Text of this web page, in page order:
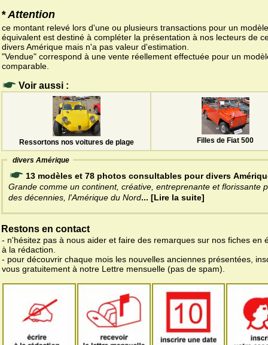
* Attention
ce montant relevé lors d'une ou plusieurs transactions pour un modèle
équivalent est destiné à compléter la présentation à nos lecteurs de
divers Amérique mais n'a pas valeur d'estimation.
"Vendue" correspond à une vente réellement effectuée pour un
comparable.
Voir aussi :
Ressortons nos voitures de plage Filles de Fiat 500
divers Amérique
13 modèles et 78 photos consultables pour divers
Grande comme un continent, créative, entreprenante et florissante
des décennies, l'Amérique du Nord... [Lire la suite]
Restons en contact
- n'hésitez pas à nous aider et faire des remarques sur nos fiches en
à la rédaction.
- pour découvrir chaque mois les nouvelles anciennes présentées,
vous gratuitement à notre Lettre mensuelle (pas de spam).